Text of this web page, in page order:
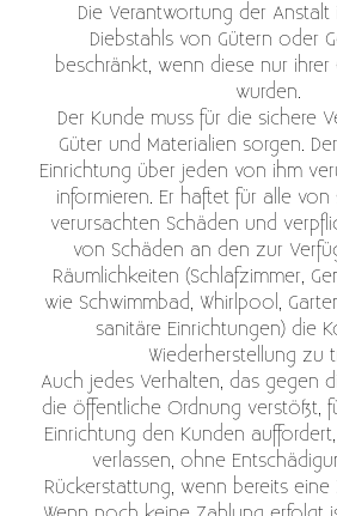
Die Verantwortung der Anstalt
Diebstahls von Gütern oder
beschränkt, wenn diese nur
wurden.
Der Kunde muss für die sichere
Güter und Materialien sorgen.
Einrichtung über jeden von ihm
informieren. Er haftet für alle von
verursachten Schäden und
von Schäden an den zur
Räumlichkeiten (Schlafzimmer,
wie Schwimmbad, Whirlpool,
sanitäre Einrichtungen) die
Wiederherstellung zu
Auch jedes Verhalten, das gegen
die öffentliche Ordnung verstößt,
Einrichtung den Kunden
verlassen, ohne
Rückerstattung, wenn bereits